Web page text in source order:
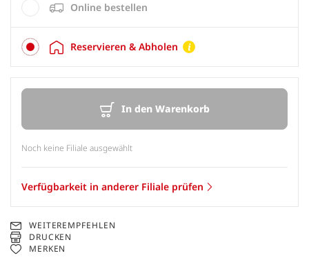
Online bestellen
Reservieren & Abholen
In den Warenkorb
Noch keine Filiale ausgewählt
Verfügbarkeit in anderer Filiale prüfen
WEITEREMPFEHLEN
DRUCKEN
MERKEN